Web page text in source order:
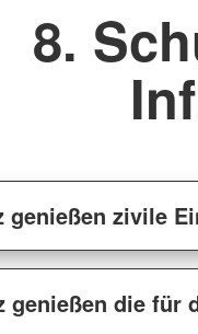
8.
genießen zivile
genießen die